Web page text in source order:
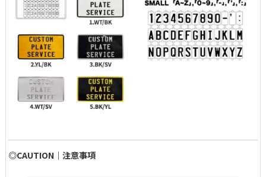
◎CAUTION｜注意事項